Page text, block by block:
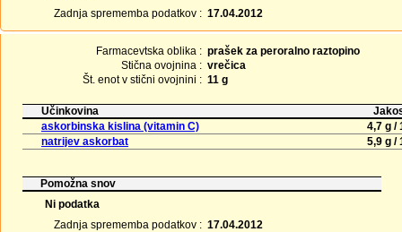
Zadnja sprememba podatkov : 17.04.2012
Farmacevtska oblika : prašek za peroralno raztopino
Stična ovojnina : vrečica
Št. enot v stični ovojnini : 11 g
Učinkovina
askorbinska kislina (vitamin C)
4,7 g /
natrijev askorbat
5,9 g /
Pomožna snov
Ni podatka
Zadnja sprememba podatkov : 17.04.2012